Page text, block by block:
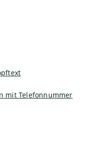
mit Telefonnummer